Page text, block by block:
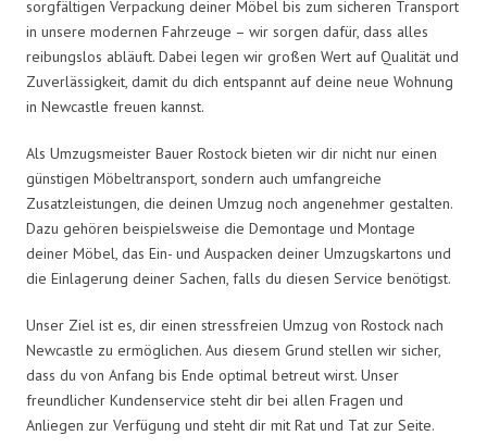
sorgfältigen Verpackung deiner Möbel bis zum sicheren Transport
in unsere modernen Fahrzeuge – wir sorgen dafür, dass alles
reibungslos abläuft. Dabei legen wir großen Wert auf Qualität und
Zuverlässigkeit, damit du dich entspannt auf deine neue Wohnung
in Newcastle freuen kannst.
Als Umzugsmeister Bauer Rostock bieten wir dir nicht nur einen
günstigen Möbeltransport, sondern auch umfangreiche
Zusatzleistungen, die deinen Umzug noch angenehmer gestalten.
Dazu gehören beispielsweise die Demontage und Montage
deiner Möbel, das Ein- und Auspacken deiner Umzugskartons und
die Einlagerung deiner Sachen, falls du diesen Service benötigst.
Unser Ziel ist es, dir einen stressfreien Umzug von Rostock nach
Newcastle zu ermöglichen. Aus diesem Grund stellen wir sicher,
dass du von Anfang bis Ende optimal betreut wirst. Unser
freundlicher Kundenservice steht dir bei allen Fragen und
Anliegen zur Verfügung und steht dir mit Rat und Tat zur Seite.